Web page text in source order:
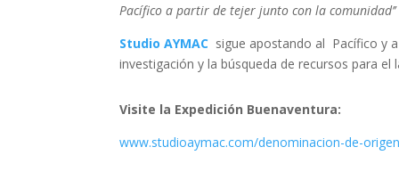
Pacífico a partir de tejer junto con la comunidad’’
Studio AYMAC sigue apostando al Pacífico y
investigación y la búsqueda de recursos para
Visite la Expedición Buenaventura:
www.studioaymac.com/denominacion-de-